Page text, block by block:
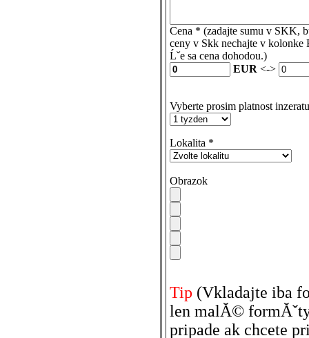
Cena * (zadajte sumu v SKK,
ceny v Skk nechajte v
Ĺˇe sa cena dohodou.)
EUR <->
Vyberte prosim platnost
Lokalita *
Obrazok
Tip (Vkladajte iba
len malĂ©
pripade ak chcete